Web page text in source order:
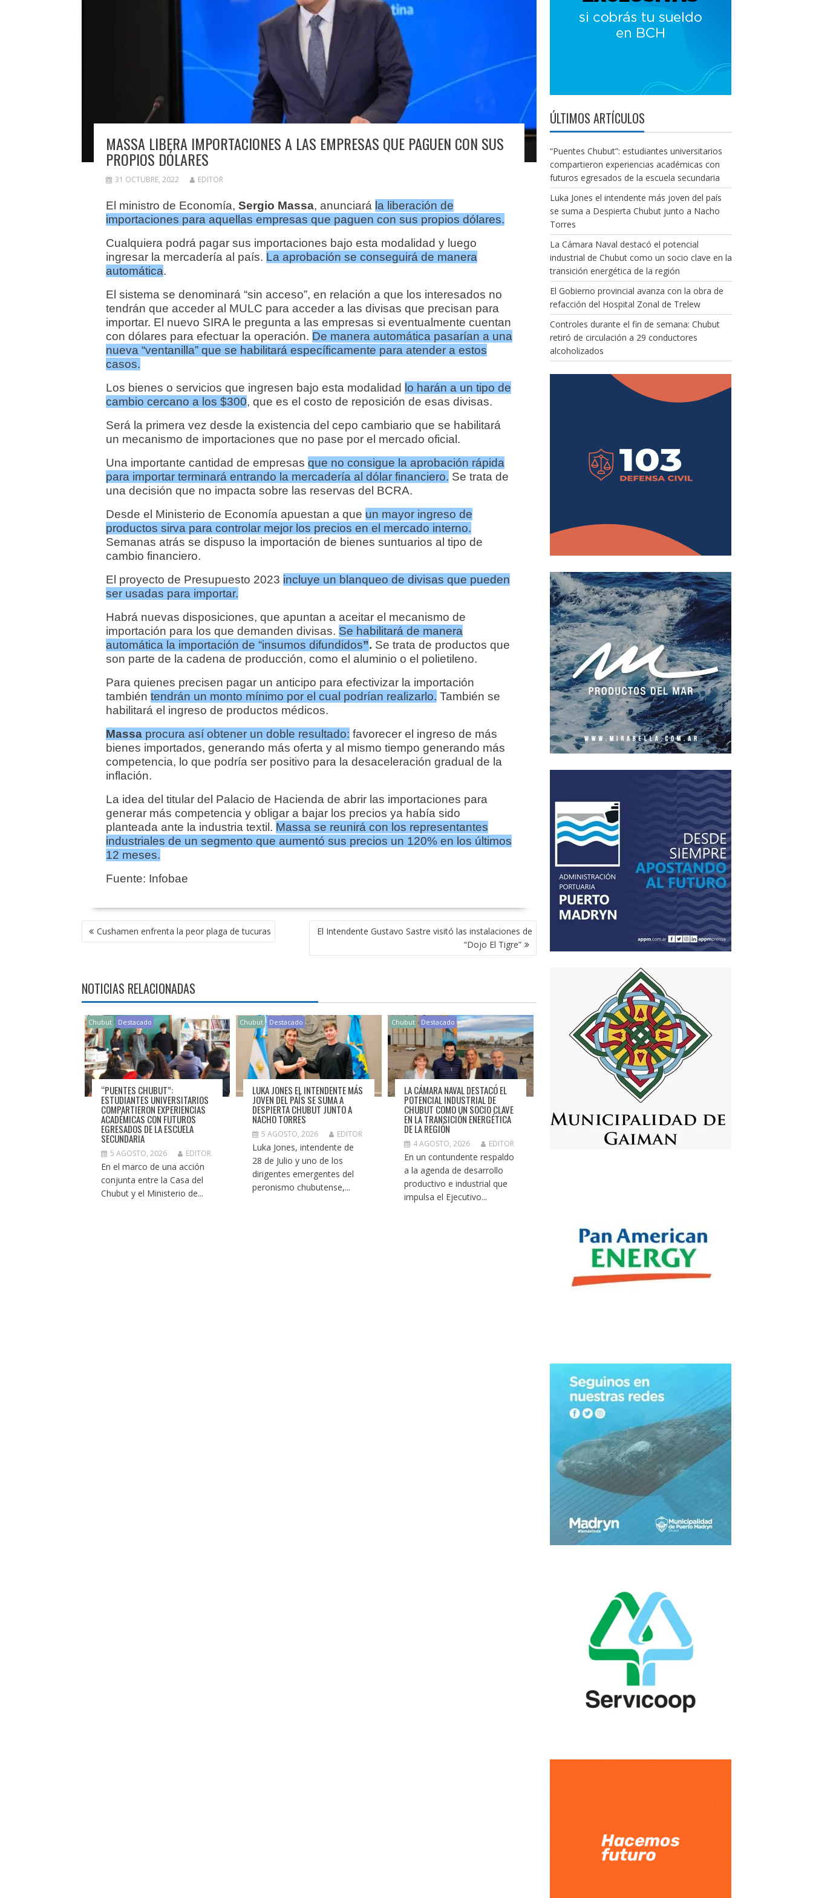
MASSA LIBERA IMPORTACIONES A LAS EMPRESAS QUE PAGUEN CON SUS
PROPIOS DÓLARES
31 OCTUBRE, 2022 EDITOR
El ministro de Economía, Sergio Massa, anunciará la liberación de
importaciones para aquellas empresas que paguen con sus propios dólares.
Cualquiera podrá pagar sus importaciones bajo esta modalidad y luego
ingresar la mercadería al país. La aprobación se conseguirá de manera
automática.
El sistema se denominará “sin acceso”, en relación a que los interesados no
tendrán que acceder al MULC para acceder a las divisas que precisan para
importar. El nuevo SIRA le pregunta a las empresas si eventualmente cuentan
con dólares para efectuar la operación. De manera automática pasarían a una
nueva “ventanilla” que se habilitará específicamente para atender a estos
casos.
Los bienes o servicios que ingresen bajo esta modalidad lo harán a un tipo de
cambio cercano a los $300, que es el costo de reposición de esas divisas.
Será la primera vez desde la existencia del cepo cambiario que se habilitará
un mecanismo de importaciones que no pase por el mercado oficial.
Una importante cantidad de empresas que no consigue la aprobación rápida
para importar terminará entrando la mercadería al dólar financiero. Se trata de
una decisión que no impacta sobre las reservas del BCRA.
Desde el Ministerio de Economía apuestan a que un mayor ingreso de
productos sirva para controlar mejor los precios en el mercado interno.
Semanas atrás se dispuso la importación de bienes suntuarios al tipo de
cambio financiero.
El proyecto de Presupuesto 2023 incluye un blanqueo de divisas que pueden
ser usadas para importar.
Habrá nuevas disposiciones, que apuntan a aceitar el mecanismo de
importación para los que demanden divisas. Se habilitará de manera
automática la importación de “insumos difundidos”. Se trata de productos que
son parte de la cadena de producción, como el aluminio o el polietileno.
Para quienes precisen pagar un anticipo para efectivizar la importación
también tendrán un monto mínimo por el cual podrían realizarlo. También se
habilitará el ingreso de productos médicos.
Massaprocura así obtener un doble resultado: favorecer el ingreso de más
bienes importados, generando más oferta y al mismo tiempo generando más
competencia, lo que podría ser positivo para la desaceleración gradual de la
inflación.
La idea del titular del Palacio de Hacienda de abrir las importaciones para
generar más competencia y obligar a bajar los precios ya había sido
planteada ante la industria textil. Massa se reunirá con los representantes
industriales de un segmento que aumentó sus precios un 120% en los últimos
12 meses.
Fuente: Infobae
NAVEGACIÓN
DE Cushamen enfrenta la peor plaga de tucuras
El Intendente Gustavo Sastre visitó las instalaciones de
“Dojo El Tigre”
NOTICIAS RELACIONADAS
Chubut Destacado
“PUENTES CHUBUT”:
ESTUDIANTES UNIVERSITARIOS
COMPARTIERON EXPERIENCIAS
ACADÉMICAS CON FUTUROS
EGRESADOS DE LA ESCUELA
SECUNDARIA
5 AGOSTO, 2026 EDITOR
En el marco de una acción
conjunta entre la Casa del
Chubut y el Ministerio de...
Chubut Destacado
LUKA JONES EL INTENDENTE MÁS
JOVEN DEL PAÍS SE SUMA A
DESPIERTA CHUBUT JUNTO A
NACHO TORRES
5 AGOSTO, 2026 EDITOR
Luka Jones, intendente de
28 de Julio y uno de los
dirigentes emergentes del
peronismo chubutense,...
Chubut Destacado
LA CÁMARA NAVAL DESTACÓ EL
POTENCIAL INDUSTRIAL DE
CHUBUT COMO UN SOCIO CLAVE
EN LA TRANSICIÓN ENERGÉTICA
DE LA REGIÓN
4 AGOSTO, 2026 EDITOR
En un contundente respaldo
a la agenda de desarrollo
productivo e industrial que
impulsa el Ejecutivo...
ÚLTIMOS ARTÍCULOS
“Puentes Chubut”: estudiantes universitarios
compartieron experiencias académicas con
futuros egresados de la escuela secundaria
Luka Jones el intendente más joven del país
se suma a Despierta Chubut junto a Nacho
Torres
La Cámara Naval destacó el potencial
industrial de Chubut como un socio clave en la
transición energética de la región
El Gobierno provincial avanza con la obra de
refacción del Hospital Zonal de Trelew
Controles durante el fin de semana: Chubut
retiró de circulación a 29 conductores
alcoholizados